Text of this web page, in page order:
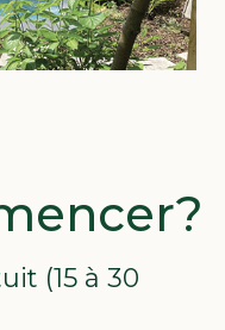
(15 à 30